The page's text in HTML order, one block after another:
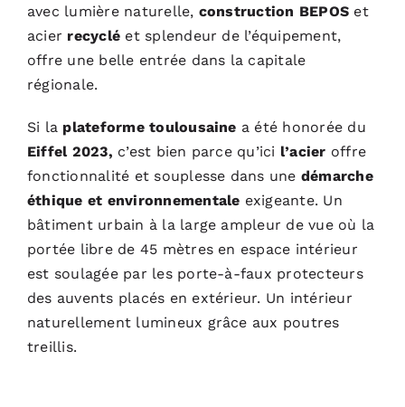
avec lumière naturelle, construction BEPOS et
acier recyclé et splendeur de l’équipement,
offre une belle entrée dans la capitale
régionale.
Si la plateforme toulousaine a été honorée du
Eiffel 2023, c’est bien parce qu’ici l’acier offre
fonctionnalité et souplesse dans une démarche
éthique et environnementale exigeante. Un
bâtiment urbain à la large ampleur de vue où la
portée libre de 45 mètres en espace intérieur
est soulagée par les porte-à-faux protecteurs
des auvents placés en extérieur. Un intérieur
naturellement lumineux grâce aux poutres
treillis.